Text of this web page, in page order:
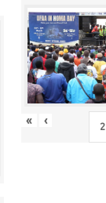
« ‹